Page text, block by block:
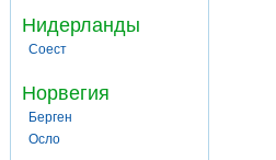
Нидерланды
Соест
Норвегия
Берген
Осло